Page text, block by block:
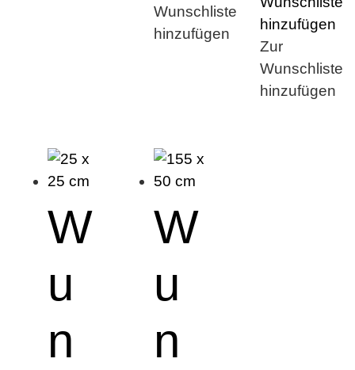
Wunschliste
hinzufügen
hinzufügen
Zur
Wunschliste
hinzufügen
W
u
n
W
u
n